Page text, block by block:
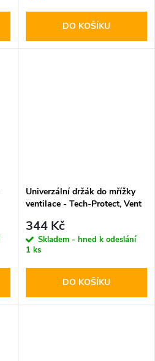
DO KOŠÍKU
Univerzální držák do mřížky
ventilace - Tech-Protect, Vent
344 Kč
Skladem - hned k odeslání
1 ks
DO KOŠÍKU